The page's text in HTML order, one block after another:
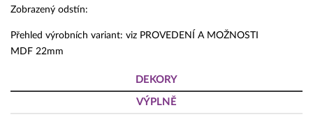
Zobrazený odstín:
Přehled výrobních variant: viz PROVEDENÍ A MOŽNOSTI
MDF 22mm
DEKORY
VÝPLNĚ